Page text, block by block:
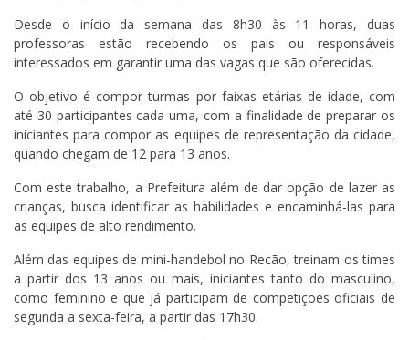
Desde o início da semana das 8h30 às 11 horas, duas
professoras estão recebendo os pais ou responsáveis
interessados em garantir uma das vagas que são oferecidas.
O objetivo é compor turmas por faixas etárias de idade, com
até 30 participantes cada uma, com a finalidade de preparar os
iniciantes para compor as equipes de representação da cidade,
quando chegam de 12 para 13 anos.
Com este trabalho, a Prefeitura além de dar opção de lazer as
crianças, busca identificar as habilidades e encaminhá-las para
as equipes de alto rendimento.
Além das equipes de mini-handebol no Recão, treinam os times
a partir dos 13 anos ou mais, iniciantes tanto do masculino,
como feminino e que já participam de competições oficiais de
segunda a sexta-feira, a partir das 17h30.